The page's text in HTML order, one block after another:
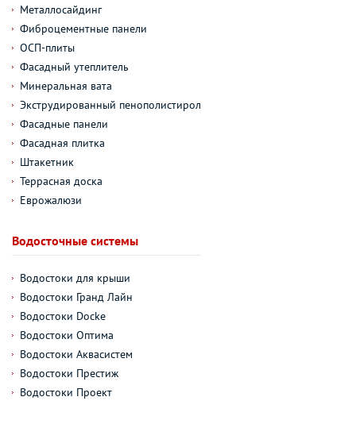
Металлосайдинг
Фиброцементные панели
ОСП-плиты
Фасадный утеплитель
Минеральная вата
Экструдированный пенополистирол
Фасадные панели
Фасадная плитка
Штакетник
Террасная доска
Еврожалюзи
Водосточные системы
Водостоки для крыши
Водостоки Гранд Лайн
Водостоки Docke
Водостоки Оптима
Водостоки Аквасистем
Водостоки Престиж
Водостоки Проект